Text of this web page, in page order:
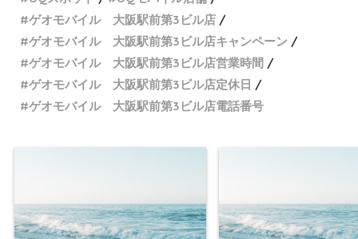
ゲオモバイル 大阪駅前第3ビル店
ゲオモバイル 大阪駅前第3ビル店キャンペーン
ゲオモバイル 大阪駅前第3ビル店営業時間
ゲオモバイル 大阪駅前第3ビル店定休日
ゲオモバイル 大阪駅前第3ビル店電話番号